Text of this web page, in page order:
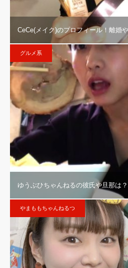
CeCe(メイク)のプロフィール！離婚
グルメ系
ゆうぶひちゃんねるの彼氏や旦那は
やまももちゃんねるつ